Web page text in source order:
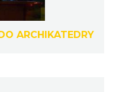
ARCHIKATEDRY